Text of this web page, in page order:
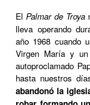
El Palmar de Troya
lleva operando
año 1968 cuando
Virgen María y un
autoproclamado
hasta nuestros
abandonó la